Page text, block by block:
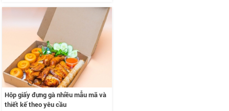
Hộp giấy đựng gà nhiều mẫu mã và
thiết kế theo yêu cầu